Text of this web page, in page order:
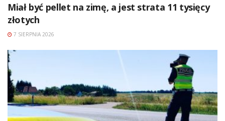
Miał być pellet na zimę, a jest strata 11 tysięcy
złotych
7 SIERPNIA 2026